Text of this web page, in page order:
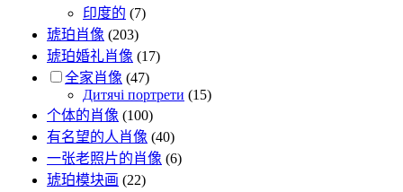
印度的 (7)
琥珀肖像 (203)
琥珀婚礼肖像 (17)
全家肖像 (47)
Дитячі портрети (15)
个体的肖像 (100)
有名望的人肖像 (40)
一张老照片的肖像 (6)
琥珀模块画 (22)